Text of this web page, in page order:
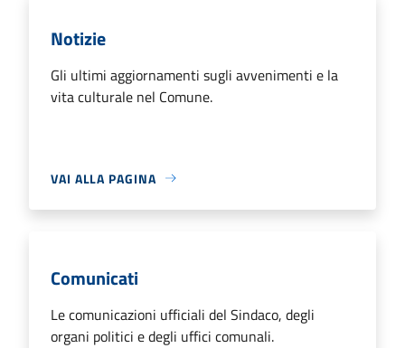
Notizie
Gli ultimi aggiornamenti sugli avvenimenti e la
vita culturale nel Comune.
VAI ALLA PAGINA
Comunicati
Le comunicazioni ufficiali del Sindaco, degli
organi politici e degli uffici comunali.